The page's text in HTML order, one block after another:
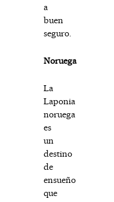
a
buen
seguro.
Noruega
La
Laponia
noruega
es
un
destino
de
ensueño
que